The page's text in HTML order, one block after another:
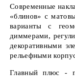
Современные
«блинов» с
варианты с
диммерами,
декоративными
рельефными
Главный плюс -